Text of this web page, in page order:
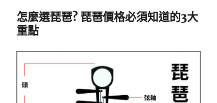
怎麼選琵琶? 琵琶價格必須知道的3大
重點